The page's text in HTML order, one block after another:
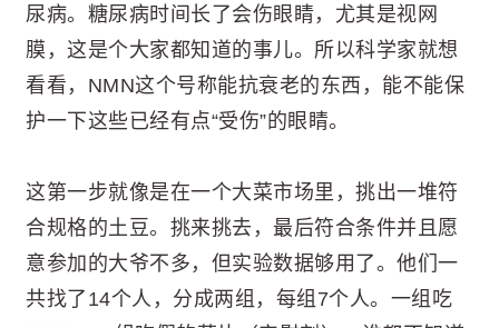
尿病。糖尿病时间长了会伤眼睛，尤其是视网
膜，这是个大家都知道的事儿。所以科学家就想
看看，NMN这个号称能抗衰老的东西，能不能保
护一下这些已经有点“受伤”的眼睛。
这第一步就像是在一个大菜市场里，挑出一堆符
合规格的土豆。挑来挑去，最后符合条件并且愿
意参加的大爷不多，但实验数据够用了。他们一
共找了14个人，分成两组，每组7个人。一组吃